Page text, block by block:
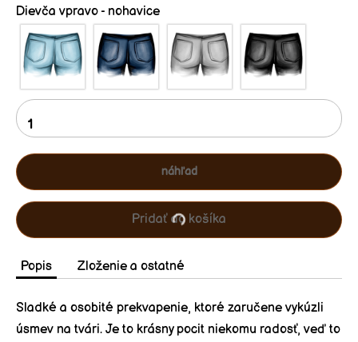
Dievča vpravo - nohavice
náhľad
Pridať do košíka
Popis Zloženie a ostatné
Sladké a osobité prekvapenie, ktoré zaručene vykúzli
úsmev na tvári. Je to krásny pocit niekomu radosť, veď to